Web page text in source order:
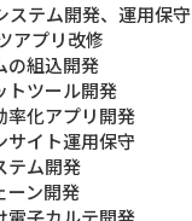
ステム開発、運用保守
アプリ改修
の組込開発
トツール開発
率化アプリ開発
サイト運用保守
テム開発
ーン開発